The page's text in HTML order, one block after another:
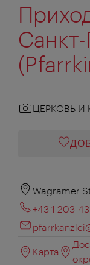
ЦЕРКОВЬ И
Wagramer
+43 1 203
Карта